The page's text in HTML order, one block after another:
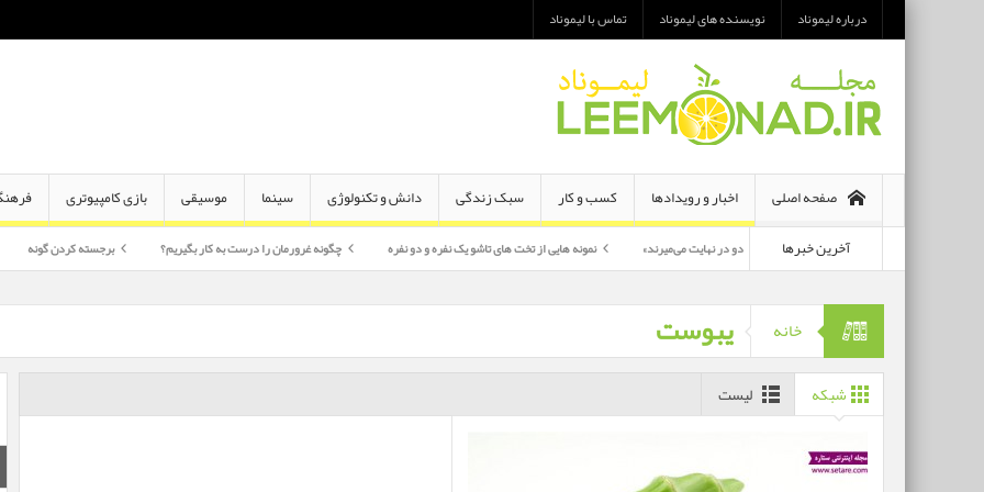
درباره لیموناد نویسنده های لیموناد تماس با لیموناد
صفحه اصلی اخبار و رویدادها کسب و کار سبک زندگی دانش و تکنولوژی سینما موسیقی بازی کامپیوتری
آخرین خبرها
معرفی رمان «هر دو در نهایت می‌میرند» نمونه هایی از تخت های تاشو یک نفره و دو نفره چگونه غرورمان را درست به کار بگیریم؟ برجسته کردن گونه اختلاف
خانه یبوست
شبکه لیست